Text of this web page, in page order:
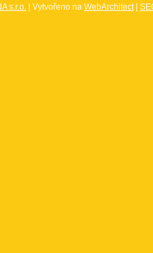
s.r.o. | Vytvořeno na WebArchitect|